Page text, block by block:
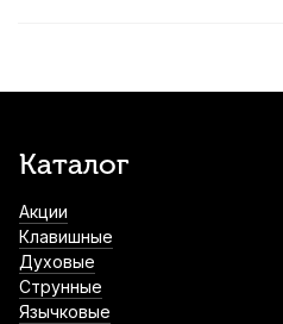
Каталог
Акции
Клавишные
Духовые
Струнные
Язычковые